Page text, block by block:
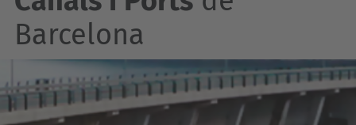
Barcelona